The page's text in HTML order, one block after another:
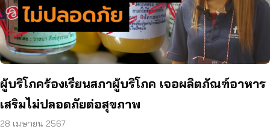
ผู้บริโภคร้องเรียนสภาผู้บริโภค เจอผลิตภัณฑ์อาหาร
เสริมไม่ปลอดภัยต่อสุขภาพ
28 เมษายน 2567